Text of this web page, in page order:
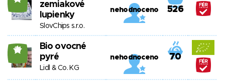
zemiakové
lupienky
SlovChips s.r.o.
nehodnoceno 526
21
Bio ovocné
pyré
Lidl & Co. KG
nehodnoceno 70